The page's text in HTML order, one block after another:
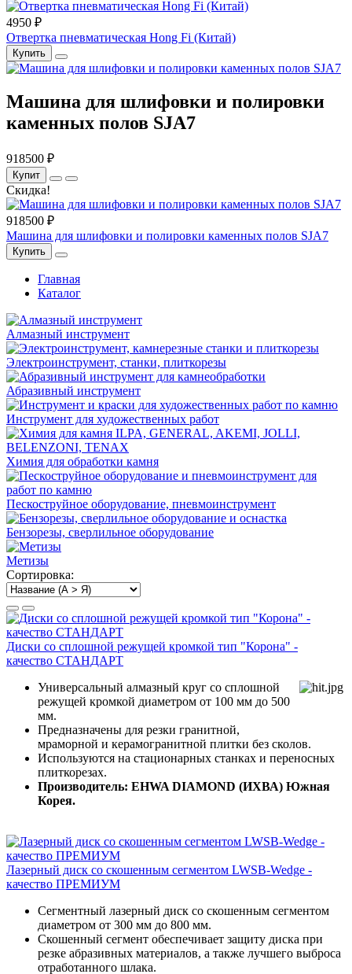
4950 ₽
Отвертка пневматическая Hong Fi (Китай)
Купить
Машина для шлифовки и полировки
каменных полов SJA7
918500 ₽
Купит
Скидка!
918500 ₽
Машина для шлифовки и полировки каменных полов SJA7
Купить
Главная
Каталог
Алмазный инструмент
Электро­инструмент, станки, плиткорезы
Абразивный инструмент
Инструмент для художественных работ
Химия для обработки камня
Пескоструйное оборудование, пневмоинструмент
Бензорезы, сверлильное оборудование
Метизы
Сортировка:
Диски со сплошной режущей кромкой тип "Корона" -
качество СТАНДАРТ
Универсальный алмазный круг со сплошной
режущей кромкой диаметром от 100 мм до 500
мм.
Предназначены для резки гранитной,
мраморной и керамогранитной плитки без сколов.
Используются на стационарных станках и переносных
плиткорезах.
Производитель: EHWA DIAMOND (ИХВА) Южная
Корея.
Лазерный диск со скошенным сегментом LWSB-Wedge -
качество ПРЕМИУМ
Сегментный лазерный диск со скошенным сегментом
диаметром от 300 мм до 800 мм.
Скошенный сегмент обеспечивает защиту диска при
резке абразивных материалов, а также лучшего выброса
отработанного шлака.